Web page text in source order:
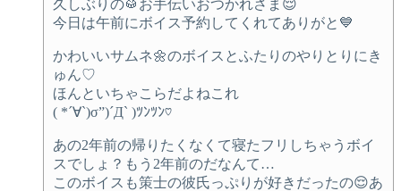
久しぶりの🥁お手伝いおつかれさま😌
今日は午前にボイス予約してくれてありがと💙
かわいいサムネ🌼のボイスとふたりのやりとりにき
ゅん♡
ほんといちゃこらだよねこれ
( *´∀`)σ”)´Д` )ﾂﾝﾂﾝ♡
あの2年前の帰りたくなくて寝たフリしちゃうボイ
スでしょ？もう2年前のだなんて…
このボイスも策士の彼氏っぷりが好きだったの😌あ